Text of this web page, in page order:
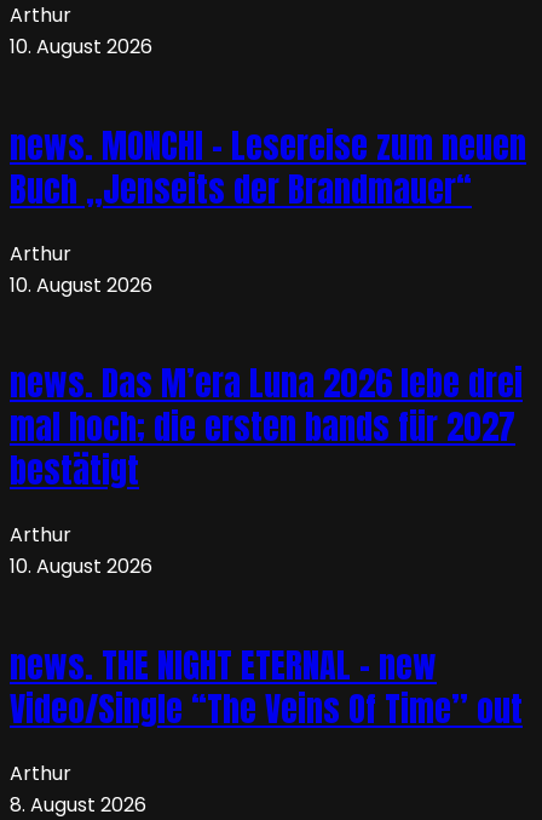
Arthur
10. August 2026
news. MONCHI – Lesereise zum neuen
Buch „Jenseits der Brandmauer“
Arthur
10. August 2026
news. Das M’era Luna 2026 lebe drei
mal hoch; die ersten bands für 2027
bestätigt
Arthur
10. August 2026
news. THE NIGHT ETERNAL – new
Video/Single “The Veins Of Time” out
Arthur
8. August 2026